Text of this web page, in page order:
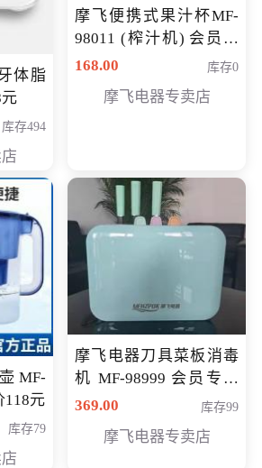
体脂
库存494
摩飞便携式果汁杯MF-
98011 (榨汁机) 会员专
享价138元
168.00 库存0
摩飞电器专卖店
MF-
118元
库存79
摩飞电器刀具菜板消毒
机 MF-98999 会员专享
价286元
369.00 库存99
摩飞电器专卖店